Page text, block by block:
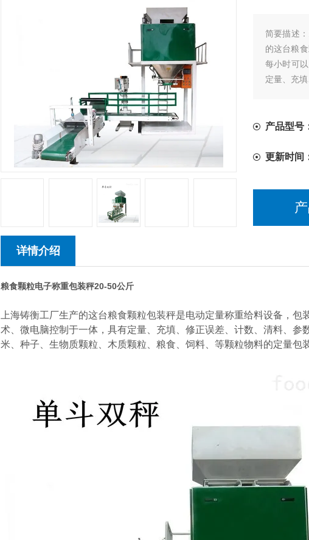
简要描述：
的这台粮
每小时可
定量、充
产品型号
更新时间
详情介绍
粮食颗粒电子称重包装秤20-50公斤
上海铸衡工厂生产的这台粮食颗粒包装秤是电动定量称重给料设备，
术、微电脑控制于一体，具有定量、充填、修正误差、计数、清料、
米、种子、生物质颗粒、木质颗粒、粮食、饲料、等颗粒物料的定量包装